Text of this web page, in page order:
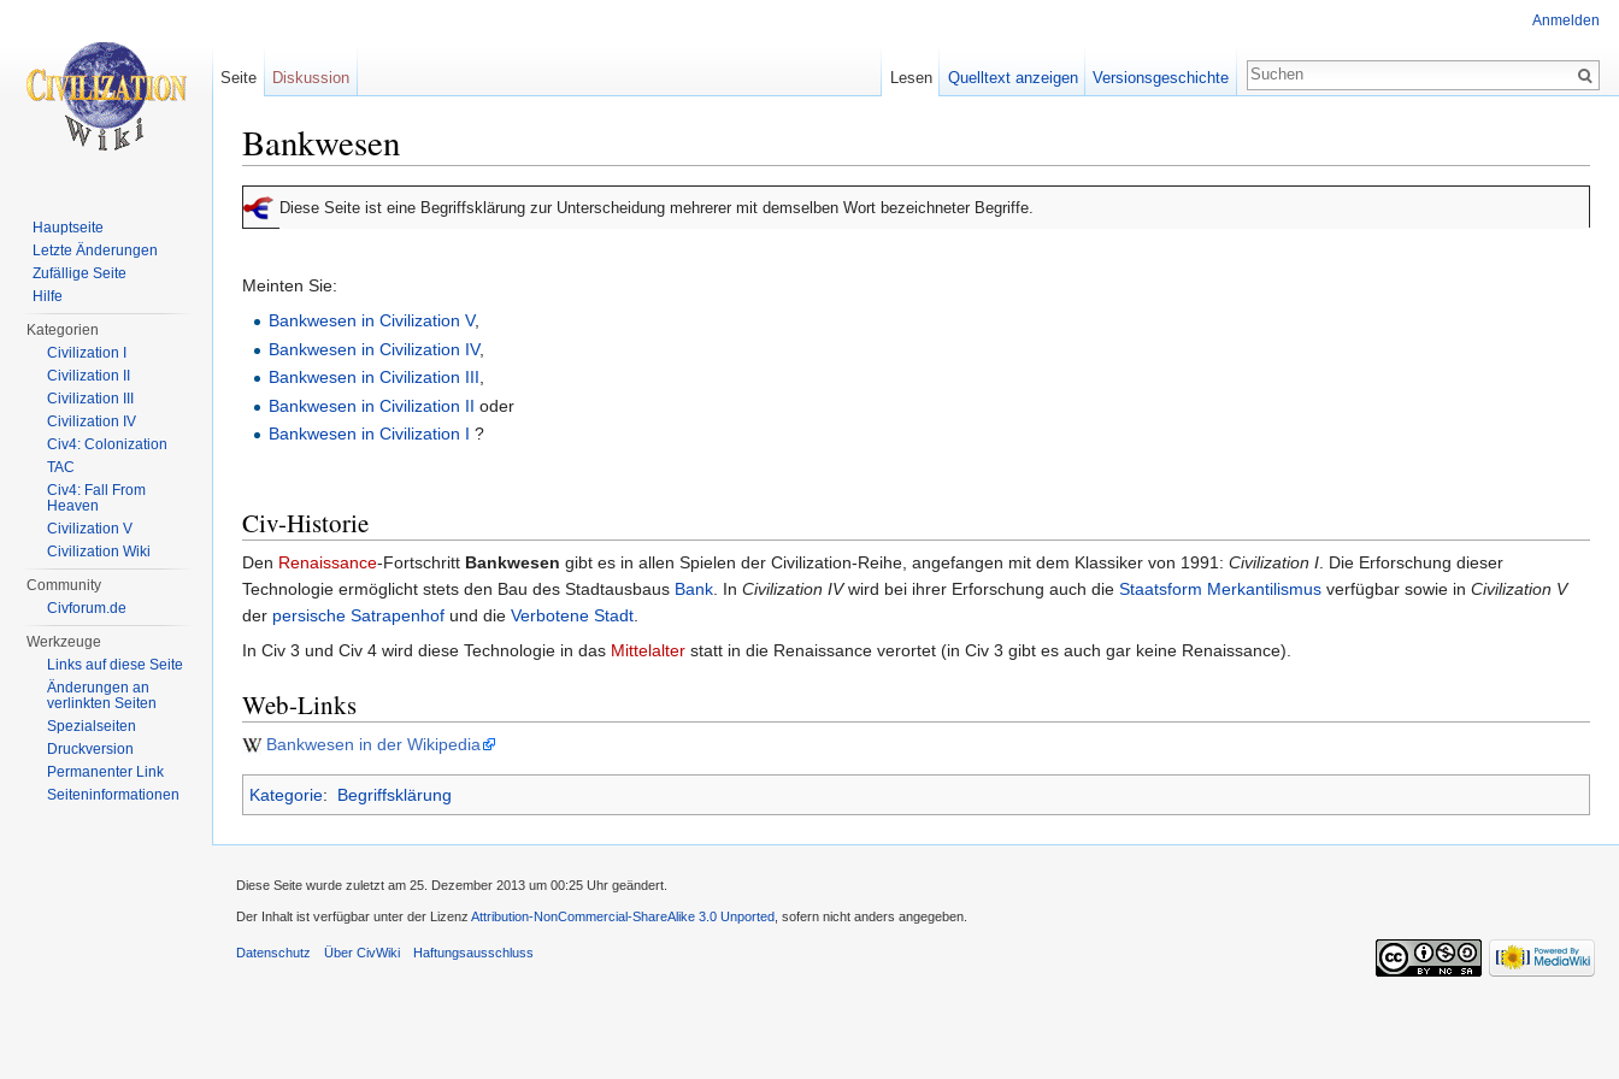
Bankwesen
Diese Seite ist eine Begriffsklärung zur Unterscheidung mehrerer mit demselben Wort bezeichneter Begriffe.
Meinten Sie:
Bankwesen in Civilization V,
Bankwesen in Civilization IV,
Bankwesen in Civilization III,
Bankwesen in Civilization II oder
Bankwesen in Civilization I ?
Civ-Historie
Den Renaissance-Fortschritt Bankwesen gibt es in allen Spielen der Civilization-Reihe, angefangen mit dem Klassiker von 1991: Civilization I . Die Erforschung dieser
Technologie ermöglicht stets den Bau des Stadtausbaus Bank . In Civilization IVwird bei ihrer Erforschung auch die Staatsform Merkantilismus verfügbar sowie in Civilization V
der persische Satrapenhof und die Verbotene Stadt
In Civ 3 und Civ 4 wird diese Technologie in das Mittelalter statt in die Renaissance verortet (in Civ 3 gibt es auch gar keine Renaissance).
Web-Links
Bankwesen in der Wikipedia
Kategorie: Begriffsklärung
Anmelden
Seite Diskussion Lesen Quelltext anzeigen Versionsgeschichte
Hauptseite
Letzte Änderungen
Zufällige Seite
Hilfe
Kategorien
Civilization I
Civilization II
Civilization III
Civilization IV
Civ4: Colonization
TAC
Civ4: Fall From
Heaven
Civilization V
Civilization Wiki
Community
Civforum.de
Werkzeuge
Links auf diese Seite
Änderungen an
verlinkten Seiten
Spezialseiten
Druckversion
Permanenter Link
Seiten­informationen
Diese Seite wurde zuletzt am 25. Dezember 2013 um 00:25 Uhr geändert.
Der Inhalt ist verfügbar unter der Lizenz Attribution-NonCommercial-ShareAlike 3.0 Unported , sofern nicht anders angegeben.
Datenschutz Über CivWiki Haftungsausschluss